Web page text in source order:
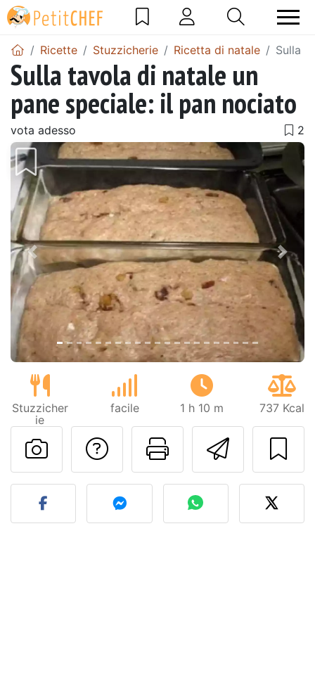
Ricette Stuzzicherie Ricetta di natale Sulla
Sulla tavola di natale un
pane speciale: il pan nociato
vota adesso
Precedente
Stuzzicher
ie
facile 1 h 10 m 737 Kcal
Invia
Stampa la
Contatta l'autore
Pubblica la foto di